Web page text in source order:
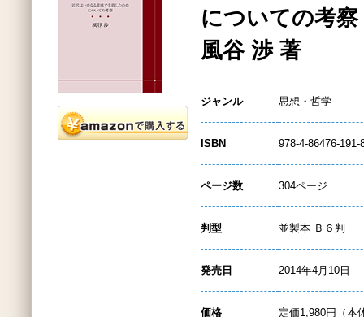
についての考察
風谷 渉 著
ジャンル 思想・哲学
ISBN 978-4-86476-191-
ページ数 304ページ
判型 並製本 Ｂ６判
発売日 2014年4月10日
価格 定価1,980円（本